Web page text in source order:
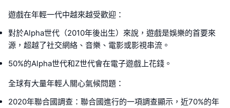
遊戲在年輕一代中越來越受歡迎：
對於Alpha世代（2010年後出生）來說，遊戲是娛樂的首要來
源，超越了社交網絡、音樂、電影或影視串流。
50%的Alpha世代和Z世代會在電子遊戲上花錢。
全球有大量年輕人關心氣候問題：
2020年聯合國調查：聯合國進行的一項調查顯示，近70%的年